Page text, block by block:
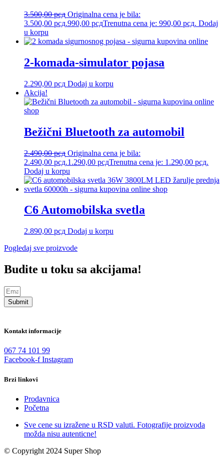
3.500,00рсд Originalna cena je bila:
3.500,00 рсд.990,00 рсдTrenutna cena je: 990,00 рсд. Dodaj
u korpu
2-komada-simulator pojasa
2.290,00 рсд Dodaj u korpu
Akcija!
Bežični Bluetooth za automobil
2.490,00рсд Originalna cena je bila:
2.490,00 рсд.1.290,00 рсдTrenutna cena je: 1.290,00 рсд.
Dodaj u korpu
C6 Automobilska svetla
2.890,00 рсд Dodaj u korpu
Pogledaj sve proizvode
Budite u toku sa akcijama!
Submit
Kontakt informacije
067 74 101 99
Facebook-f Instagram
Brzi linkovi
Prodavnica
Početna
Sve cene su izražene u RSD valuti. Fotografije proizvoda
možda nisu autenticne!
© Copyright 2024 Super Shop